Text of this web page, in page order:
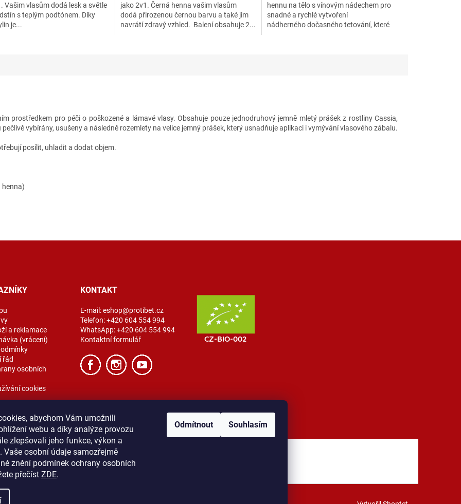
abychom Vám umožnili
webu a díky analýze provozu
zlepšovali jeho funkce, výkon a
Vaše osobní údaje samozřejmě
znění podmínek ochrany osobních
přečíst ZDE.
Odmítnout Souhlasím
Vašim vlasům dodá lesk a světle
s teplým podtónem. Díky
je...
jako 2v1. Černá henna vašim vlasům
dodá přirozenou černou barvu a také jim
navrátí zdravý vzhled. Balení obsahuje 2...
hennu na tělo s vínovým nádechem pro
snadné a rychlé vytvoření
nádherného dočasného tetování, které
prostředkem pro péči o poškozené a lámavé vlasy. Obsahuje pouze jednodruhový jemně mletý prášek z rostliny Cassia,
vybírány, usušeny a následně rozemlety na velice jemný prášek, který usnadňuje aplikaci i vymývání vlasového zábalu.
posílit, uhladit a dodat objem.
henna)
a reklamace
(vrácení)
řád
osobních
cookies
KONTAKT
E-mail:eshop@protibet.cz
Telefon:+420 604 554 994
WhatsApp:+420 604 554 994
Kontaktní formulář
Vše o nákupu Obchodní podmínky